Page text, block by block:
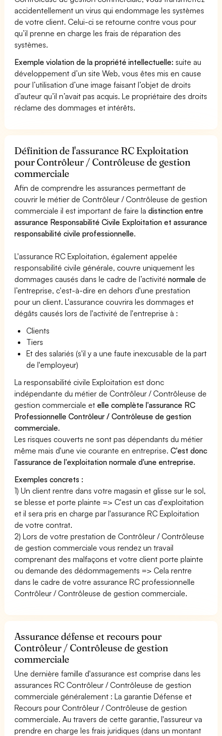
accidentellement un virus qui endommage les systèmes
de votre client. Celui-ci se retourne contre vous pour
qu’il prenne en charge les frais de réparation des
systèmes.
Exemple violation de la propriété intellectuelle: suite au
développement d’un site Web, vous êtes mis en cause
pour l’utilisation d’une image faisant l’objet de droits
d’auteur qu’il n’avait pas acquis. Le propriétaire des droits
réclame des dommages et intérêts.
Définition de l'assurance RC Exploitation
pour Contrôleur / Contrôleuse de gestion
commerciale
Afin de comprendre les assurances permettant de
couvrir le métier de Contrôleur / Contrôleuse de gestion
commerciale il est important de faire ladistinction entre
assurance Responsabilité Civile Exploitation et assurance
responsabilité civile professionnelle.
L'assurance RC Exploitation, également appelée
responsabilité civile générale, couvre uniquement les
dommages causés dans le cadre de l’activiténormale de
l’entreprise, c'est-à-dire en dehors d'une prestation
pour un client. L'assurance couvrira les dommages et
dégâts causés lors de l'activité de l'entreprise à :
Clients
Tiers
Et des salariés (s'il y a une faute inexcusable de la part
de l'employeur)
La responsabilité civile Exploitation est donc
indépendante du métier de Contrôleur / Contrôleuse de
gestion commerciale etelle complète l'assurance RC
Professionnelle Contrôleur / Contrôleuse de gestion
commerciale.
Les risques couverts ne sont pas dépendants du métier
même mais d'une vie courante en entreprise.C'est donc
l'assurance de l'exploitation normale d'une entreprise.
Exemples concrets :
1) Un client rentre dans votre magasin et glisse sur le sol,
se blesse et porte plainte => C'est un cas d'exploitation
et il sera pris en charge par l'assurance RC Exploitation
de votre contrat.
2) Lors de votre prestation de Contrôleur / Contrôleuse
de gestion commerciale vous rendez un travail
comprenant des malfaçons et votre client porte plainte
ou demande des dédommagements => Cela rentre
dans le cadre de votre assurance RC professionnelle
Contrôleur / Contrôleuse de gestion commerciale.
Assurance défense et recours pour
Contrôleur / Contrôleuse de gestion
commerciale
Une dernière famille d'assurance est comprise dans les
assurances RC Contrôleur / Contrôleuse de gestion
commerciale généralement : La garantie Défense et
Recours pour Contrôleur / Contrôleuse de gestion
commerciale. Au travers de cette garantie, l'assureur va
prendre en charge les frais juridiques (dans un montant